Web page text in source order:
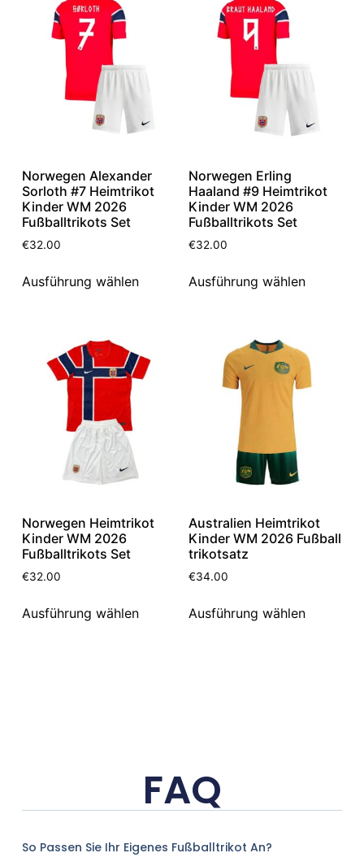
Norwegen Alexander
Sorloth #7 Heimtrikot
Kinder WM 2026
Fußballtrikots Set
€32.00
Ausführung wählen
Norwegen Erling
Haaland #9 Heimtrikot
Kinder WM 2026
Fußballtrikots Set
€32.00
Ausführung wählen
Norwegen Heimtrikot
Kinder WM 2026
Fußballtrikots Set
€32.00
Ausführung wählen
Australien Heimtrikot
Kinder WM 2026 Fußball
trikotsatz
€34.00
Ausführung wählen
FAQ
So Passen Sie Ihr Eigenes Fußballtrikot An?